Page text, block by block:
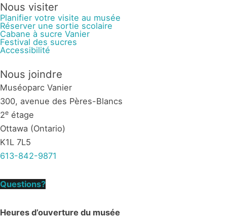
Nous visiter
Planifier votre visite au musée
Réserver une sortie scolaire
Cabane à sucre Vanier
Festival des sucres
Accessibilité
Nous joindre
Muséoparc Vanier
300, avenue des Pères-Blancs
2e étage
Ottawa (Ontario)
K1L 7L5
613-842-9871
Questions?
Heures d’ouverture du musée